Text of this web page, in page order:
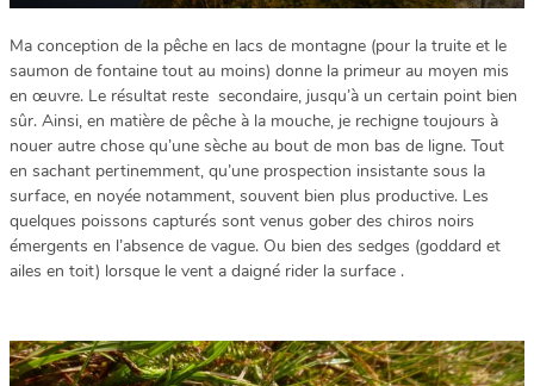
Ma conception de la pêche en lacs de montagne (pour la truite et le
saumon de fontaine tout au moins) donne la primeur au moyen mis
en œuvre. Le résultat reste secondaire, jusqu’à un certain point bien
sûr. Ainsi, en matière de pêche à la mouche, je rechigne toujours à
nouer autre chose qu’une sèche au bout de mon bas de ligne. Tout
en sachant pertinemment, qu’une prospection insistante sous la
surface, en noyée notamment, souvent bien plus productive. Les
quelques poissons capturés sont venus gober des chiros noirs
émergents en l’absence de vague. Ou bien des sedges (goddard et
ailes en toit) lorsque le vent a daigné rider la surface .